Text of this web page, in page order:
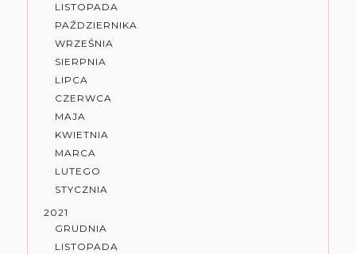
LISTOPADA
PAŹDZIERNIKA
WRZEŚNIA
SIERPNIA
LIPCA
CZERWCA
MAJA
KWIETNIA
MARCA
LUTEGO
STYCZNIA
2021
GRUDNIA
LISTOPADA